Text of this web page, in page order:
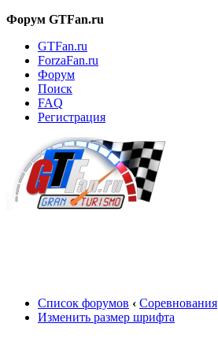
Форум GTFan.ru
GTFan.ru
ForzaFan.ru
Форум
Поиск
FAQ
Регистрация
Список форумов ‹ Соревнования
Изменить размер шрифта